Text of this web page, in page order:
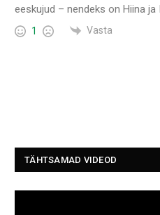
eeskujud – nendeks on Hiina ja
1 Vasta
TÄHTSAMAD VIDEOD